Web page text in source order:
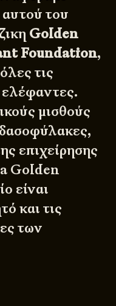
του
Golden
Foundation,
τις
μισθούς
επιχείρησης
Golden
είναι
και τις
των